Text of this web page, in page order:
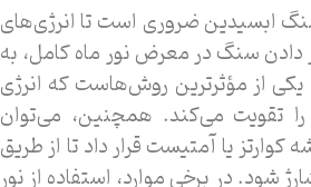
ابسیدین ضروری است تا انرژی‌های
دادن سنگ در معرض نور ماه کامل، به
از مؤثرترین روش‌هاست که انرژی
تقویت می‌کند. همچنین، می‌توان
یا آمتیست قرار داد تا از طریق
شود. در برخی موارد، استفاده از نور